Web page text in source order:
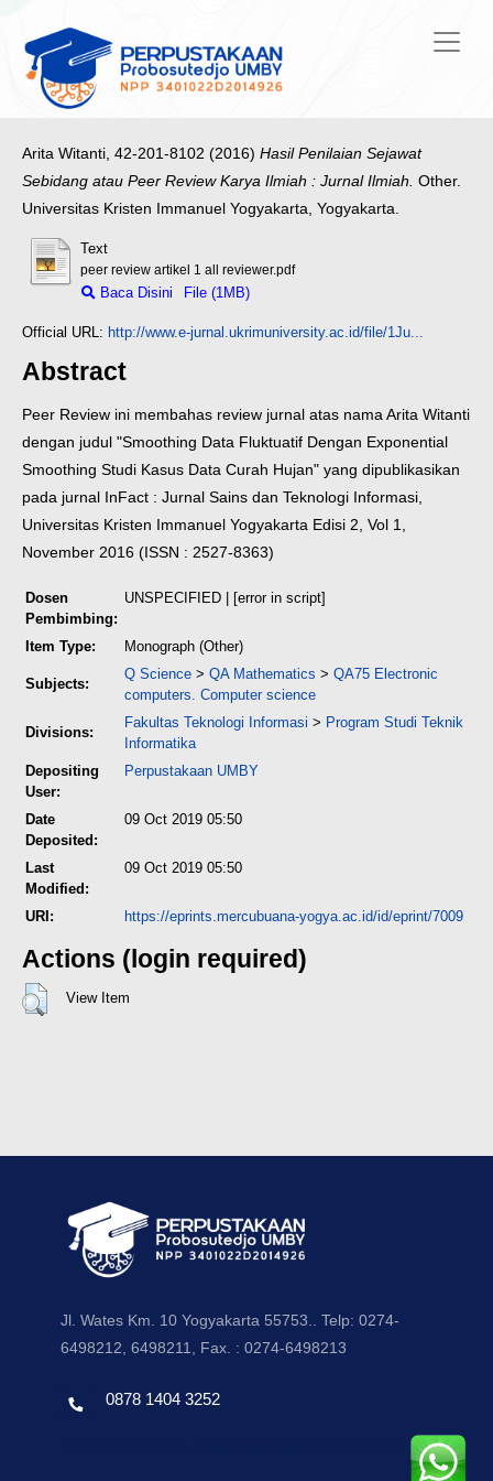
Arita Witanti, 42-201-8102 (2016) Hasil Penilaian Sejawat
Sebidang atau Peer Review Karya Ilmiah : Jurnal Ilmiah. Other.
Universitas Kristen Immanuel Yogyakarta, Yogyakarta.
Text
peer review artikel 1 all reviewer.pdf
Baca Disini File (1MB)
Official URL: http://www.e-jurnal.ukrimuniversity.ac.id/file/1Ju...
Abstract
Peer Review ini membahas review jurnal atas nama Arita Witanti
dengan judul "Smoothing Data Fluktuatif Dengan Exponential
Smoothing Studi Kasus Data Curah Hujan" yang dipublikasikan
pada jurnal InFact : Jurnal Sains dan Teknologi Informasi,
Universitas Kristen Immanuel Yogyakarta Edisi 2, Vol 1,
November 2016 (ISSN : 2527-8363)
Dosen
Pembimbing:
UNSPECIFIED | [error in script]
Item Type: Monograph (Other)
Subjects:
Q Science > QA Mathematics > QA75 Electronic
computers. Computer science
Divisions:
Fakultas Teknologi Informasi > Program Studi Teknik
Informatika
Depositing
User:
Perpustakaan UMBY
Date
Deposited:
09 Oct 2019 05:50
Last
Modified:
09 Oct 2019 05:50
URI: https://eprints.mercubuana-yogya.ac.id/id/eprint/7009
Actions (login required)
View Item
Jl. Wates Km. 10 Yogyakarta 55753.. Telp: 0274-
6498212, 6498211, Fax. : 0274-6498213
0878 1404 3252